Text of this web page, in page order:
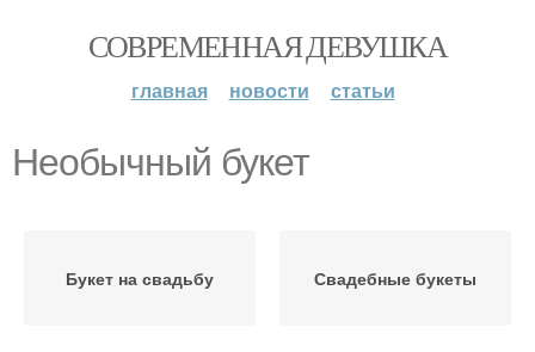
СОВРЕМЕННАЯ ДЕВУШКА
главная новости статьи
Необычный букет
Букет на свадьбу Свадебные букеты